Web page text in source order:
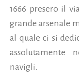
1666 presero il
grande arsenale
al quale ci si
assolutamente
navigli.